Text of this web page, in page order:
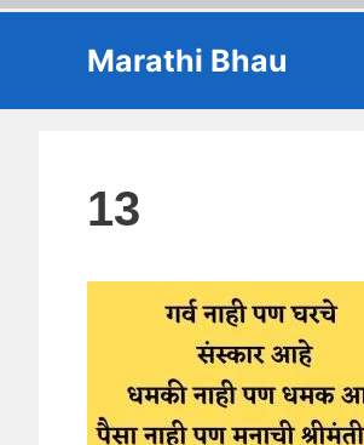
Marathi Bhau
13